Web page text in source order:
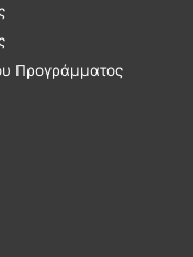
Προγράμματος